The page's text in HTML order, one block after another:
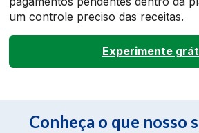
um controle preciso das receitas.
Experimente
Conheça o que nosso